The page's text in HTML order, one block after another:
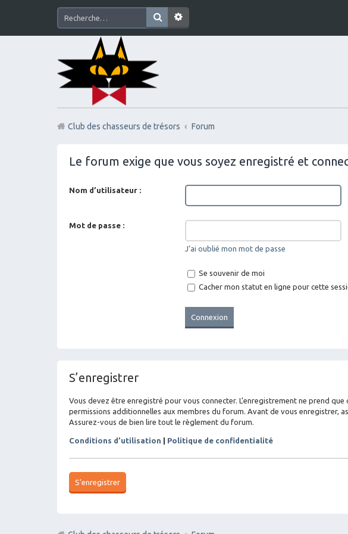
Club des chasseurs de trésors Forum
Le forum exige que vous soyez enregistré et
Nom d’utilisateur :
Mot de passe :
J’ai oublié mon mot de passe
Se souvenir de moi
Cacher mon statut en ligne pour cette
S’enregistrer
Vous devez être enregistré pour vous connecter. L’enregistrement ne prend
permissions additionnelles aux membres du forum. Avant de vous enregistrer,
Assurez-vous de bien lire tout le règlement du forum.
Conditions d’utilisation Politique de confidentialité
S’enregistrer